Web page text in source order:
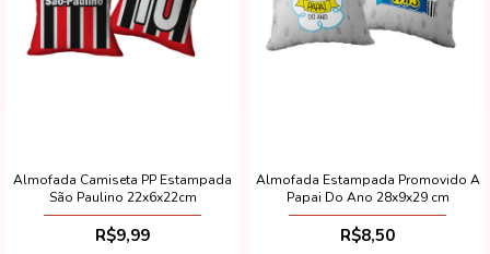
Almofada Camiseta PP Estampada
São Paulino 22x6x22cm
R$9,99
Almofada Estampada Promovido A
Papai Do Ano 28x9x29 cm
R$8,50